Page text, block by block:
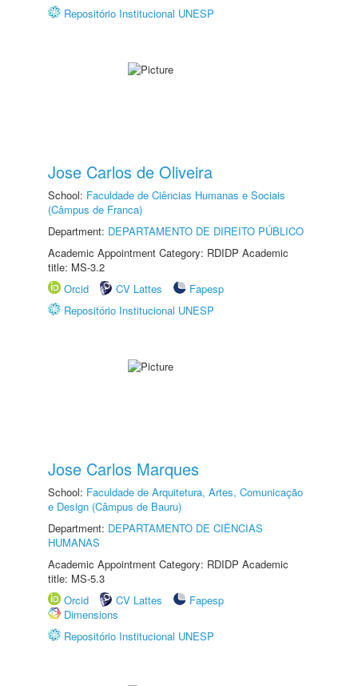
Repositório Institucional UNESP
Jose Carlos de Oliveira
School: Faculdade de Ciências Humanas e Sociais
(Câmpus de Franca)
Department: DEPARTAMENTO DE DIREITO PÚBLICO
Academic Appointment Category: RDIDP Academic
title: MS-3.2
Orcid
CV Lattes
Fapesp
Repositório Institucional UNESP
Jose Carlos Marques
School: Faculdade de Arquitetura, Artes, Comunicação
e Design (Câmpus de Bauru)
Department: DEPARTAMENTO DE CIÊNCIAS
HUMANAS
Academic Appointment Category: RDIDP Academic
title: MS-5.3
Orcid
CV Lattes
Fapesp
Dimensions
Repositório Institucional UNESP